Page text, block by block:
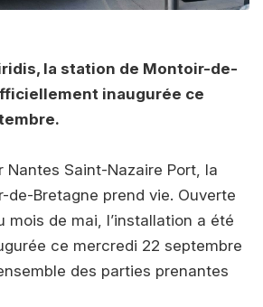
la station de Montoir-de-
inaugurée ce
Nantes Saint-Nazaire Port, la
de-Bretagne prend vie. Ouverte
mois de mai, l’installation a été
ce mercredi 22 septembre
des parties prenantes